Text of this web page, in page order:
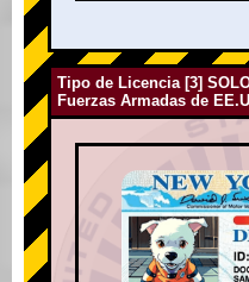
Tipo de Licencia [3]
Fuerzas Armadas de